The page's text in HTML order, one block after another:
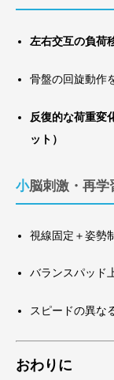
左右交互の負荷
骨盤の回旋動作
反復的な荷重変
ット）
小脳刺激・再学
視線固定＋姿勢
バランスパッド
スピードの異な
おわりに